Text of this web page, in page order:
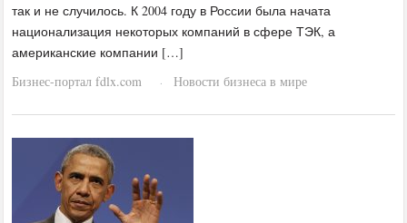
так и не случилось. К 2004 году в России была начата
национализация некоторых компаний в сфере ТЭК, а
американские компании […]
Бизнес-портал fdlx.com
· Новости бизнеса в мире